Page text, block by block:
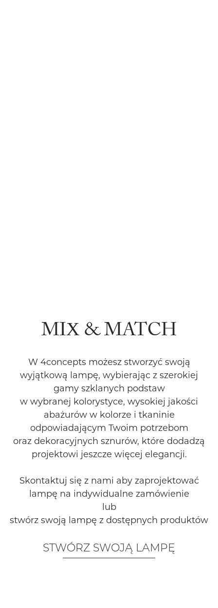
MIX & MATCH
W 4concepts możesz stworzyć swoją
wyjątkową lampę, wybierając z szerokiej
gamy szklanych podstaw
w wybranej kolorystyce, wysokiej jakości
abażurów w kolorze i tkaninie
odpowiadającym Twoim potrzebom
oraz dekoracyjnych sznurów, które dodadzą
projektowi jeszcze więcej elegancji.
Skontaktuj się z nami aby zaprojektować
lampę na indywidualne zamówienie
lub
stwórz swoją lampę z dostępnych produktów
STWÓRZ SWOJĄ LAMPĘ